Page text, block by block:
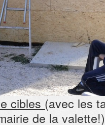
cibles (avec les
de la valette!)